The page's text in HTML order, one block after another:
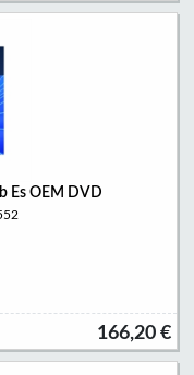
Es OEM DVD
166,20 €